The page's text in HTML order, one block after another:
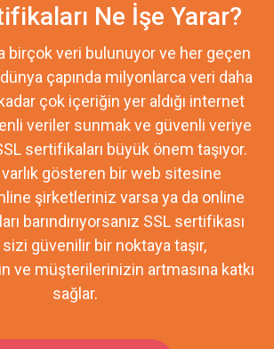
Ne İşe Yarar?
birçok veri bulunuyor ve her geçen
çapında milyonlarca veri daha
çok içeriğin yer aldığı internet
veriler sunmak ve güvenli veriye
sertifikaları büyük önem taşıyor.
gösteren bir web sitesine
şirketleriniz varsa ya da online
barındırıyorsanız SSL sertifikası
sizi güvenilir bir noktaya taşır,
ve müşterilerinizin artmasına katkı
sağlar.